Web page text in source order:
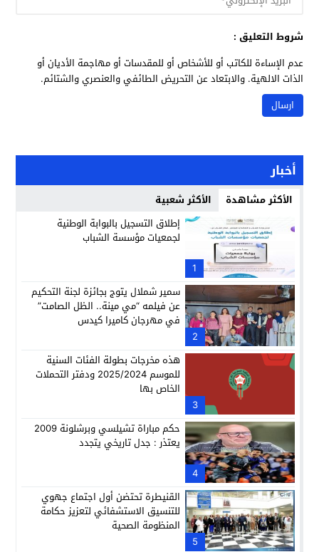
شروط التعليق :
عدم الإساءة للكاتب أو للأشخاص أو للمقدسات أو مهاجمة الأديان أو
الذات الالهية. والابتعاد عن التحريض الطائفي والعنصري والشتائم.
أخبار
الأكثر مشاهدة الأكثر شعبية
1
إطلاق التسجيل بالبوابة الوطنية
لجمعيات مؤسسة الشباب
2
سمير شملال يتوج بجائزة لجنة التحكيم
عن فيلمه “مي مينة.. الظل الصامت”
في مهرجان كاميرا كيدس
3
هذه مخرجات بطولة الفئات السنية
للموسم 2025/2024 ودفتر التحملات
الخاص بها
4
حكم مباراة تشيلسي وبرشلونة 2009
يعتذر : جدل تاريخي يتجدد
5
القنيطرة تحتضن أول اجتماع جهوي
للتنسيق الاستشفائي لتعزيز حكامة
المنظومة الصحية